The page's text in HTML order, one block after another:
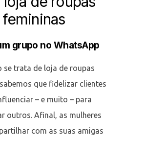
femininas
grupo no WhatsApp
se trata de loja de roupas
que fidelizar clientes
– e muito – para
outros. Afinal, as mulheres
com as suas amigas